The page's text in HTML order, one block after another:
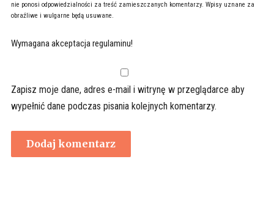
nie ponosi odpowiedzialności za treść zamieszczanych komentarzy. Wpisy uznane za
obraźliwe i wulgarne będą usuwane.
Wymagana akceptacja regulaminu!
Zapisz moje dane, adres e-mail i witrynę w przeglądarce aby
wypełnić dane podczas pisania kolejnych komentarzy.